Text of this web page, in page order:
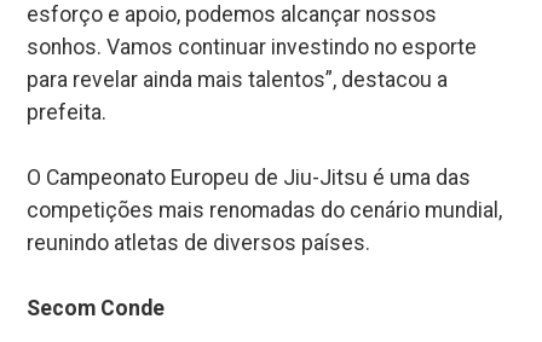
esforço e apoio, podemos alcançar nossos
sonhos. Vamos continuar investindo no esporte
para revelar ainda mais talentos”, destacou a
prefeita.
O Campeonato Europeu de Jiu-Jitsu é uma das
competições mais renomadas do cenário mundial,
reunindo atletas de diversos países.
Secom Conde